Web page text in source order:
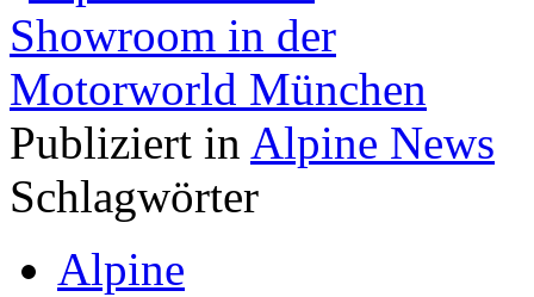
Publiziert in Alpine News
Schlagwörter
Alpine